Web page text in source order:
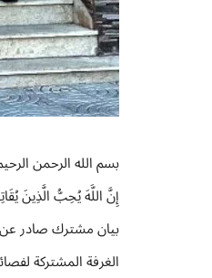
بسم الله الرحمن
إِنَّ اللَّهَ يُحِبُّ الَّذِينَ
بيان مشترك صادر
الغرفة المشتركة